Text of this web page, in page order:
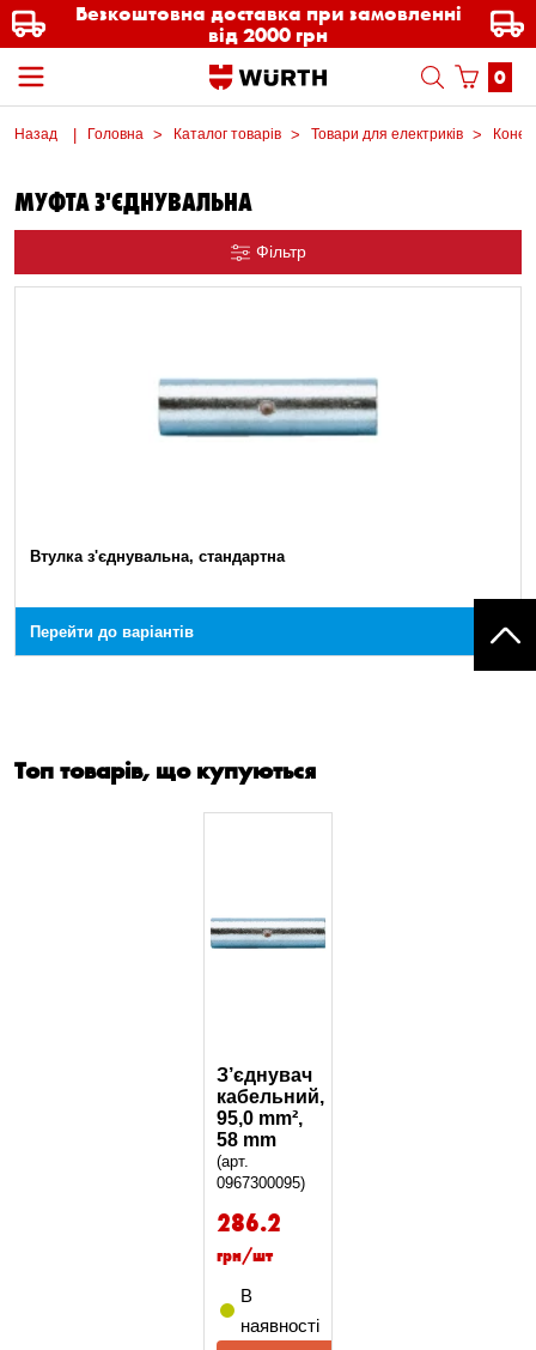
Безкоштовна доставка при замовленні
від 2000 грн
0
Назад Головна Каталог товарів Товари для електриків
МУФТА З'ЄДНУВАЛЬНА
Фільтр
Втулка з'єднувальна, стандартна
Перейти до варіантів
Топ товарів, що купуються
З’єднувач
кабельний,
95,0 mm²,
58 mm
(арт.
0967300095)
286.2
грн/шт
В
наявності